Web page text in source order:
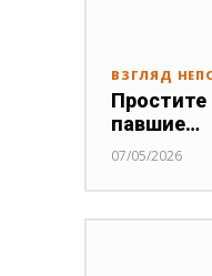
ВЗГЛЯД
павшие…
07/05/2026